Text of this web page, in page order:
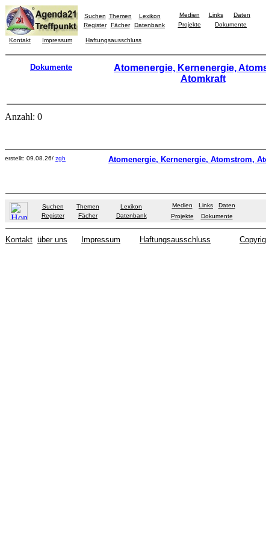
Suchen Themen
Lexikon
Register
Fächer Datenbank
Medien Links
Daten
Projekte
Dokumente
Kontakt Impressum Haftungsausschluss
Dokumente
Atomenergie, Kernenergie,
Atomkraft
Anzahl: 0
erstellt: 09.08.26/ zgh Atomenergie, Kernenergie, Atomstrom,
Suchen Themen
Lexikon
Register
Fächer Datenbank
Medien Links
Daten
Projekte
Dokumente
Kontakt über uns Impressum Haftungsausschluss